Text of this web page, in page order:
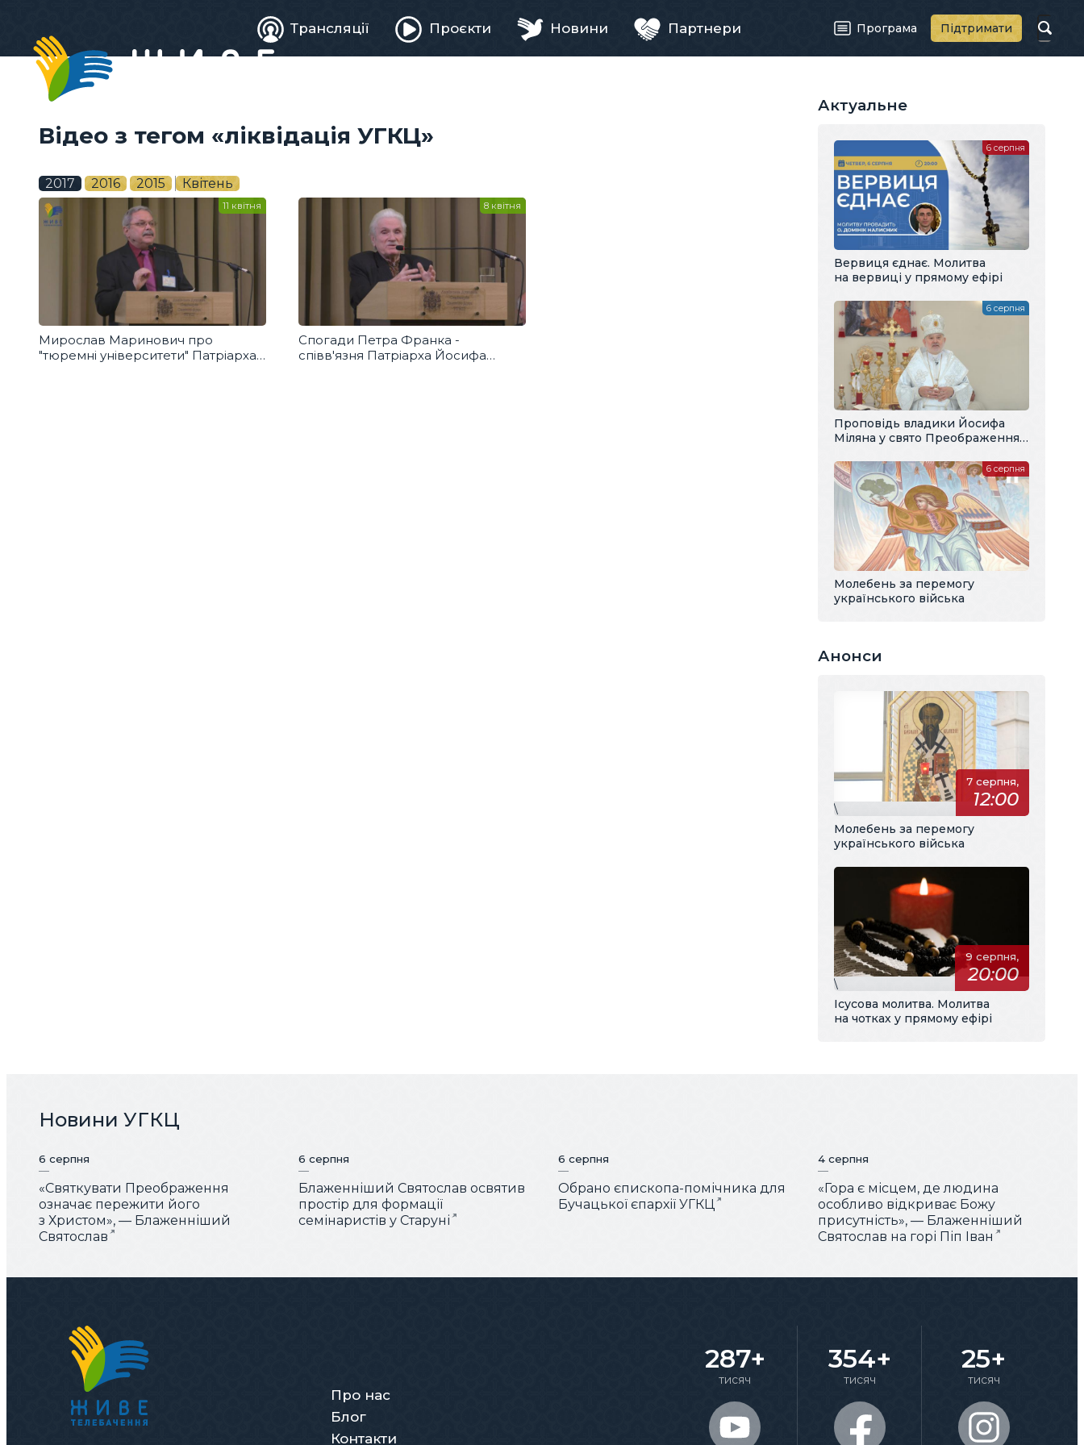
Живе
телебачення
Трансляції Проєкти Новини Партнери Програма Підтримати
Відео з тегом «ліквідація УГКЦ»
2017 2016 2015 Квітень
Мирослав Маринович про
"тюремні університети" Патріарха
11 квітня
Спогади Петра Франка -
співв'язня Патріарха Йосифа
8 квітня
Актуальне
Вервиця єднає. Молитва
на вервиці у прямому ефірі
6 серпня
Проповідь владики Йосифа
Міляна у свято Преображення
6 серпня
Молебень за перемогу
українського війська
6 серпня
Анонси
7 серпня,
12:00
\
Молебень за перемогу
українського війська
9 серпня,
20:00
\
Ісусова молитва. Молитва
на чотках у прямому ефірі
Новини УГКЦ
6 серпня
«Святкувати Преображення
означає пережити його
з Христом», — Блаженніший
Святослав
6 серпня
Блаженніший Святослав освятив
простір для формації
семінаристів у Старуні
6 серпня
Обрано єпископа-помічника для
Бучацької єпархії УГКЦ
4 серпня
«Гора є місцем, де людина
особливо відкриває Божу
присутність», — Блаженніший
Святослав на горі Піп Іван
Про нас
Блог
Контакти
287+
тисяч
354+
тисяч
25+
тисяч